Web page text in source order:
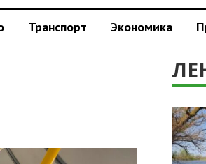
Транспорт Экономика